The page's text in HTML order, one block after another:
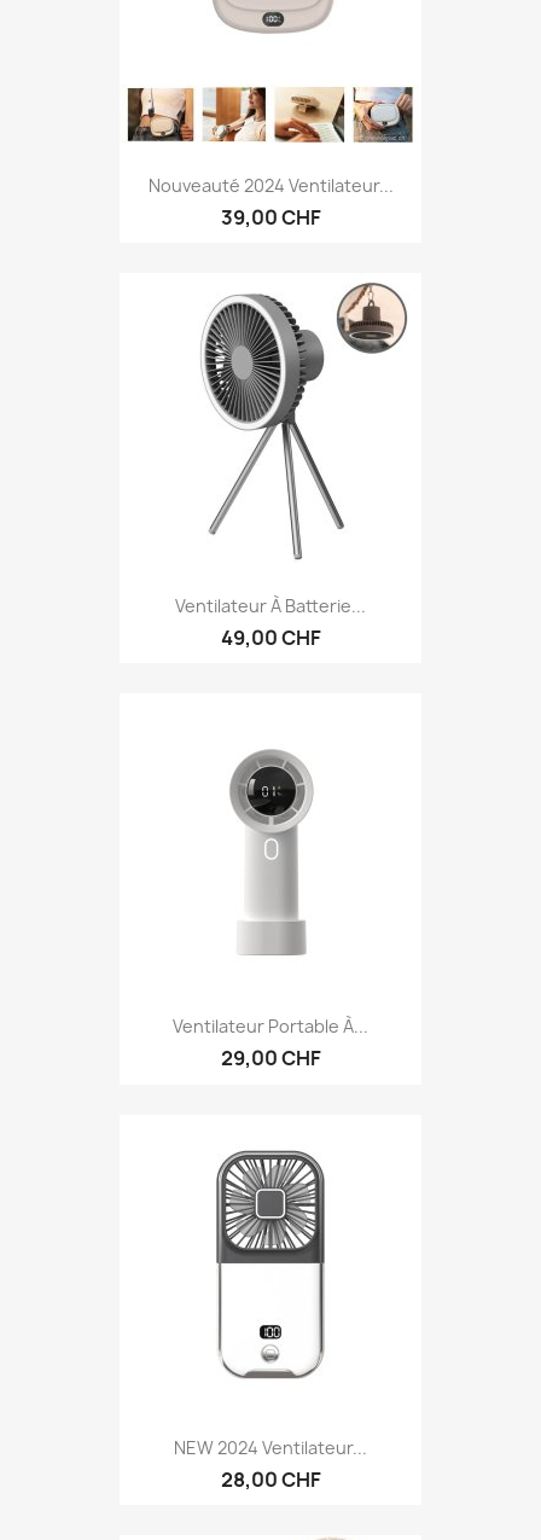
Nouveauté 2024 Ventilateur...
39,00 CHF
Ventilateur À Batterie...
49,00 CHF
Ventilateur Portable À...
29,00 CHF
NEW 2024 Ventilateur...
28,00 CHF